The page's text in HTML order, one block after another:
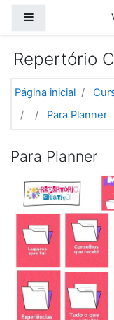
Repertório
Página inicial
Para Planner
Para Planner